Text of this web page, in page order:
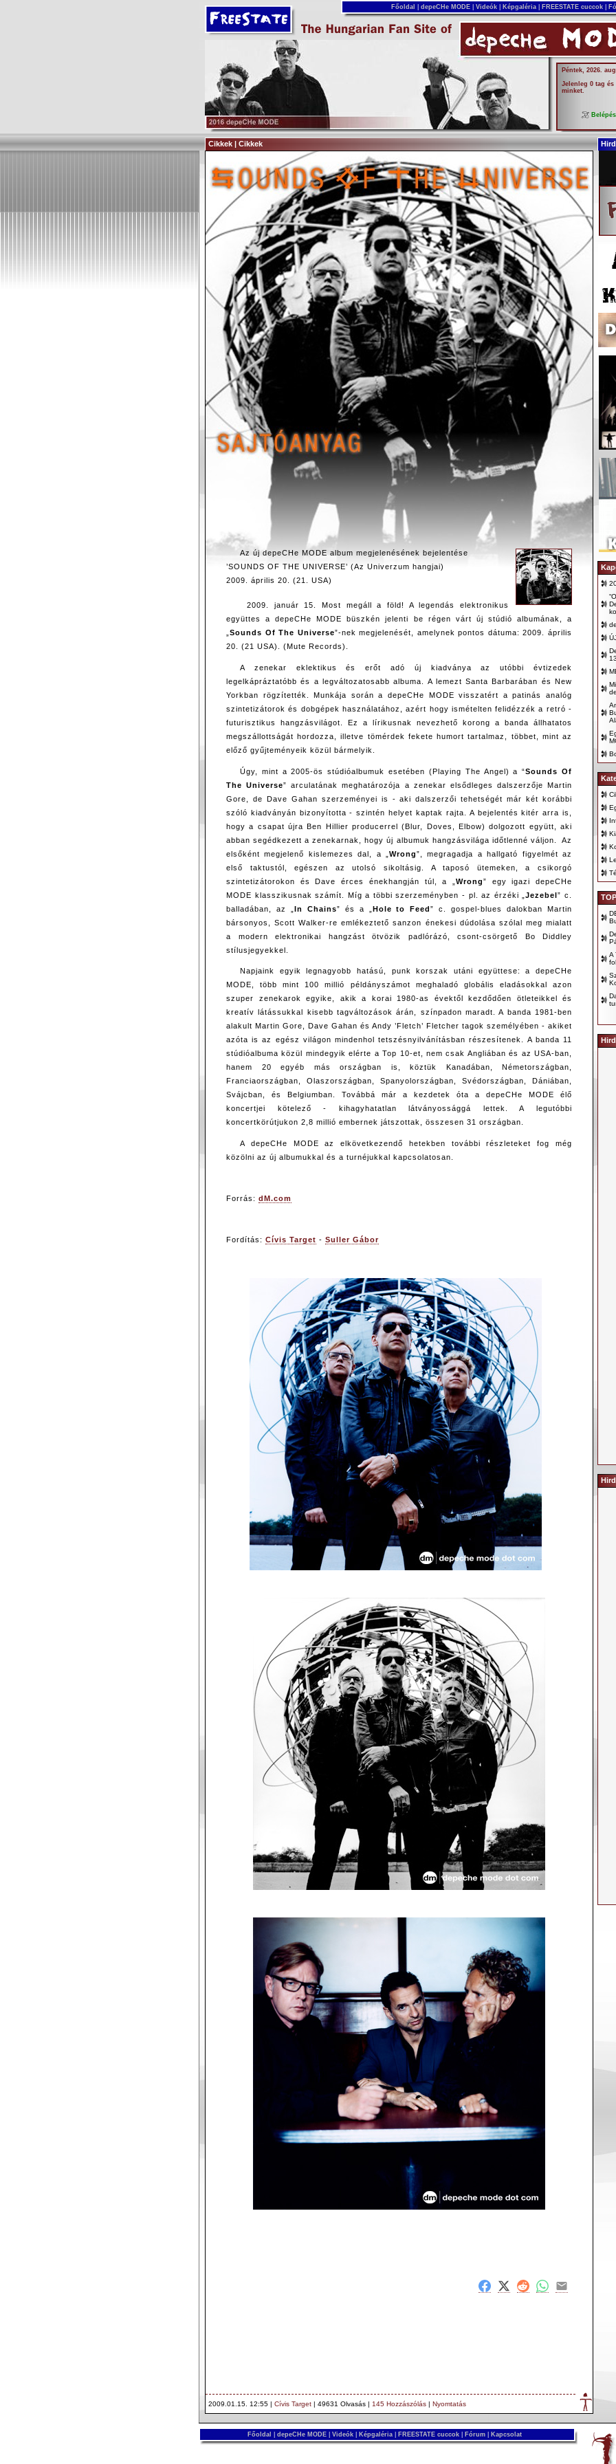
Főoldal depeCHe MODE Videók Képgaléria FREESTATE cuccok
Péntek, 2026.
Jelenleg 0 tag és
minket.
Cikkek | Cikkek
Az új depeCHe MODE album megjelenésének bejelentése
’SOUNDS OF THE UNIVERSE’ (Az Univerzum hangjai)
2009. április 20. (21. USA)
2009. január 15. Most megáll a föld! A legendás elektronikus
együttes a depeCHe MODE büszkén jelenti be régen várt új stúdió albumának, a
Sounds Of The Universe”-nek megjelenését, amelynek pontos dátuma: 2009. április
20. (21 USA). (Mute Records).
A zenekar eklektikus és erőt adó új kiadványa az utóbbi évtizedek
legelkápráztatóbb és a legváltozatosabb albuma. A lemezt Santa Barbarában és New
Yorkban rögzítették. Munkája során a depeCHe MODE visszatért a patinás analóg
szintetizátorok és dobgépek használatához, azért hogy ismételten felidézzék a retró -
futurisztikus hangzásvilágot. Ez a lírikusnak nevezhető korong a banda állhatatos
megszállottságát hordozza, illetve tömérdek fekete humort tartalmaz, többet, mint az
előző gyűjteményeik közül bármelyik.
Úgy, mint a 2005-ös stúdióalbumuk esetében (Playing The Angel) a “Sounds Of
The Universe” arculatának meghatározója a zenekar elsődleges dalszerzője Martin
Gore, de Dave Gahan szerzeményei is - aki dalszerzői tehetségét már két korábbi
szóló kiadványán bizonyította - szintén helyet kaptak rajta. A bejelentés kitér arra is,
hogy a csapat újra Ben Hillier producerrel (Blur, Doves, Elbow) dolgozott együtt, aki
abban segédkezett a zenekarnak, hogy új albumuk hangzásvilága időtlenné váljon. Az
elsőként megjelenő kislemezes dal, a „ Wrong”, megragadja a hallgató figyelmét az
első taktustól, egészen az utolsó sikoltásig. A taposó ütemeken, a csikorgó
szintetizátorokon és Dave érces énekhangján túl, a „ Wrong” egy igazi depeCHe
MODE klasszikusnak számít. Míg a többi szerzeményben - pl. az érzéki „Jezebel” c.
balladában, az „ In Chains” és a „ Hole to Feed” c. gospel-blues dalokban Martin
bársonyos, Scott Walker-re emlékeztető sanzon énekesi dúdolása szólal meg mialatt
a modern elektronikai hangzást ötvözik padlórázó, csont-csörgető Bo Diddley
stílusjegyekkel.
Napjaink egyik legnagyobb hatású, punk korszak utáni együttese: a depeCHe
MODE, több mint 100 millió példányszámot meghaladó globális eladásokkal azon
szuper zenekarok egyike, akik a korai 1980-as évektől kezdődően ötleteikkel és
kreatív látássukkal kisebb tagváltozások árán, színpadon maradt. A banda 1981-ben
alakult Martin Gore, Dave Gahan és Andy ’Fletch’ Fletcher tagok személyében - akiket
azóta is az egész világon mindenhol tetszésnyilvánításban részesítenek. A banda 11
stúdióalbuma közül mindegyik elérte a Top 10-et, nem csak Angliában és az USA-ban,
hanem 20 egyéb más országban is, köztük Kanadában, Németországban,
Franciaországban, Olaszországban, Spanyolországban, Svédországban, Dániában,
Svájcban, és Belgiumban. Továbbá már a kezdetek óta a depeCHe MODE élő
koncertjei kötelező - kihagyhatatlan látványossággá lettek. A legutóbbi
koncertkörútjukon 2,8 millió embernek játszottak, összesen 31 országban.
A depeCHe MODE az elkövetkezendő hetekben további részleteket fog még
közölni az új albumukkal és a turnéjukkal kapcsolatosan.
Forrás: dM.com
Fordítás: Cívis Target - Suller Gábor
2009.01.15. 12:55 | Cívis Target | 49631 Olvasás | 145 Hozzászólás | Nyomtatás
A
Főoldal depeCHe MODE Videók Képgaléria FREESTATE cuccok Fórum Kapcsolat